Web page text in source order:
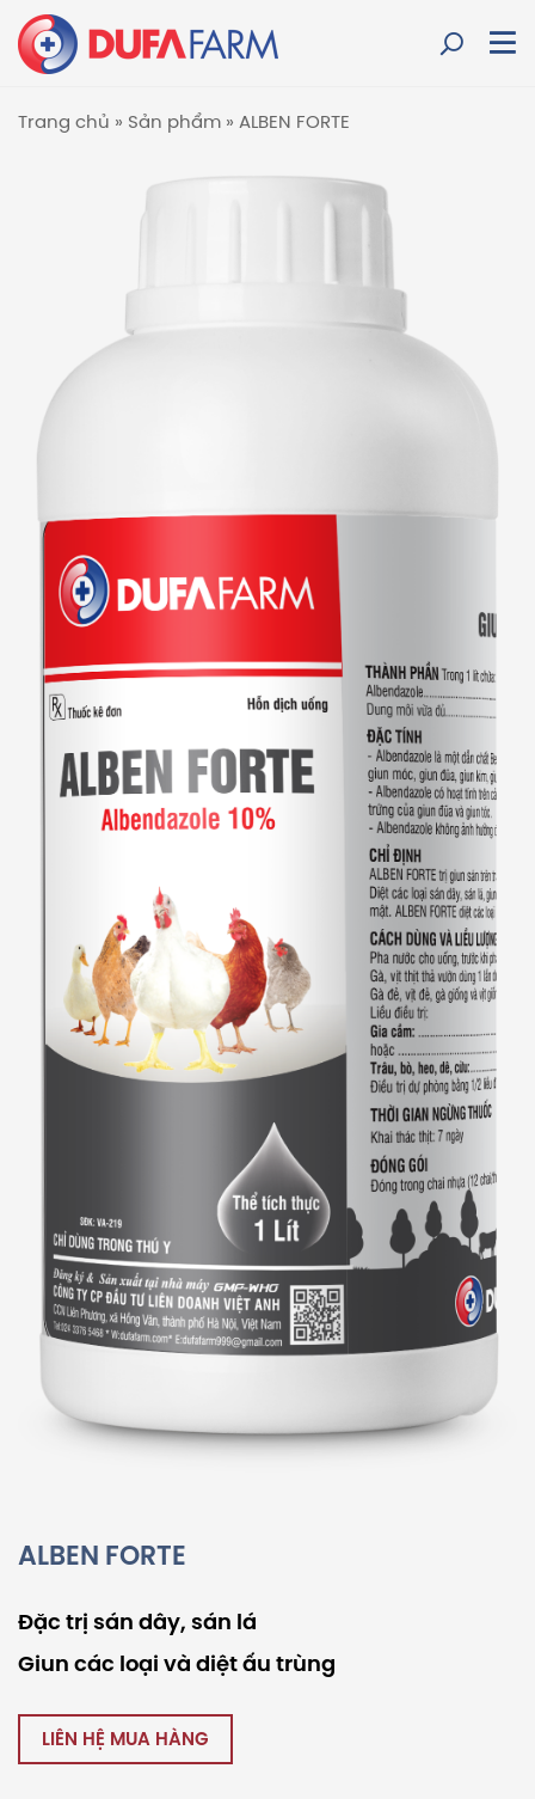
Trang chủ » Sản phẩm » ALBEN FORTE
ALBEN FORTE
Đặc trị sán dây, sán lá
Giun các loại và diệt ấu trùng
LIÊN HỆ MUA HÀNG